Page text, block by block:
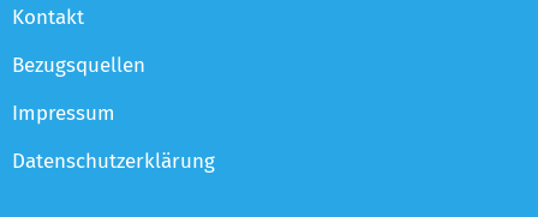
Kontakt
Bezugsquellen
Impressum
Datenschutzerklärung